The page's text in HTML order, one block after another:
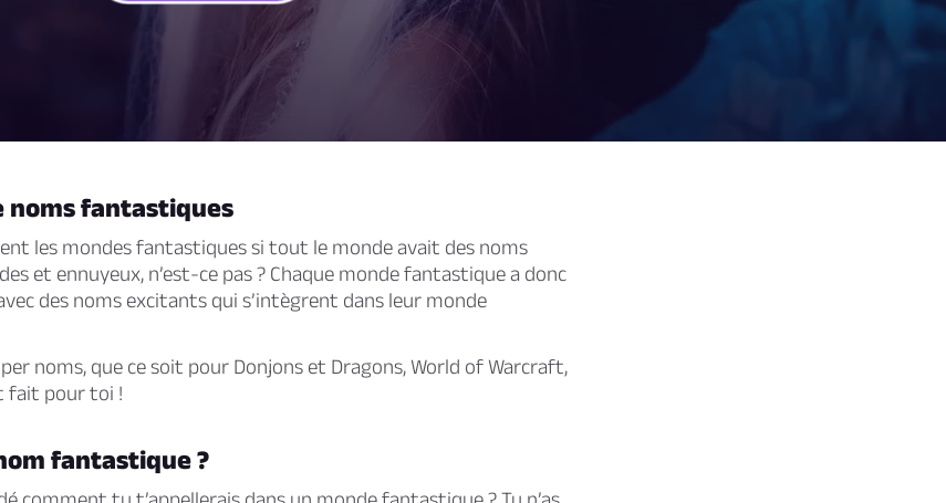
noms fantastiques
les mondes fantastiques si tout le monde avait des noms
et ennuyeux, n’est-ce pas ? Chaque monde fantastique a donc
des noms excitants qui s’intègrent dans leur monde
noms, que ce soit pour Donjons et Dragons, World of Warcraft,
fait pour toi !
fantastique ?